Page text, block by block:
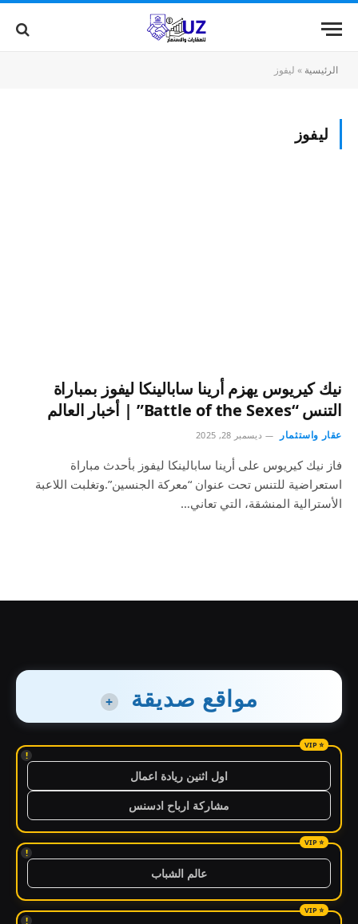
الرئيسية » ليفوز
ليفوز
نيك كيريوس يهزم أرينا سابالينكا ليفوز بمباراة
التنس “Battle of the Sexes” | أخبار العالم
عقار واستثمار ديسمبر 28, 2025
فاز نيك كيريوس على أرينا سابالينكا ليفوز بأحدث مباراة
استعراضية للتنس تحت عنوان “معركة الجنسين”.وتغلبت اللاعبة
الأسترالية المنشقة، التي تعاني…
مواقع صديقة +
!
اول اثنين ريادة اعمال
مشاركة ارباح ادسنس
!
عالم الشباب
!